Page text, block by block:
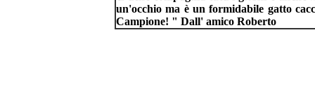
un'occhio ma è un formidabile gatto
Campione! " Dall' amico Roberto